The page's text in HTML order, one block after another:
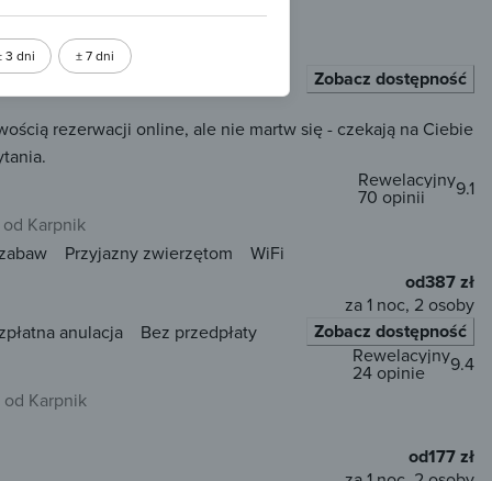
3 dni ± 7 dni
od centrum
WiFi Zobacz dostępność
rezerwacji online, ale nie martw się - czekają na Ciebie
od Karpnik
9.1
Rewelacyjny
70 opinii
Przyjazny zwierzętom
WiFi
anulacja Bez przedpłaty
od387 zł
za 1 noc, 2 osoby
Zobacz dostępność
od Karpnik
9.4
Rewelacyjny
24 opinie
od177 zł